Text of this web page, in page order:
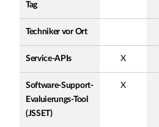
Tag
Techniker vor Ort
Service-APIs X
Software-Support-
Evaluierungs-Tool
(JSSET)
X